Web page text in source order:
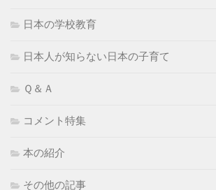
日本の学校教育
日本人が知らない日本の子育て
Ｑ＆Ａ
コメント特集
本の紹介
その他の記事